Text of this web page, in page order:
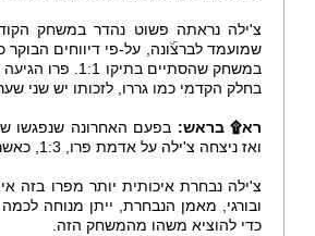
צ'ילה נראתה פשוט נהדר במשחק הקודם
שמועמד לברצۜונה, על-פי דיווחים
במשחק
בחלק הקדמי כמו גררו, לזכותו יש שני
רא۩ בראש: בפעם האחרונה שנפגשו
ואז ניצחה צ'ילה על אדמת פרו, 1:3, כאשר הניצחון האחרון של פרו על צ'ילה היה במגרשה, 1:3 ב-2005.
צ'ילה נבחרת איכותית יותר מפרו בזה
ובורגי, מאמן הנבחרת, ייתן מנוחה
כדי להוציא משהו מהמשחק הזה.